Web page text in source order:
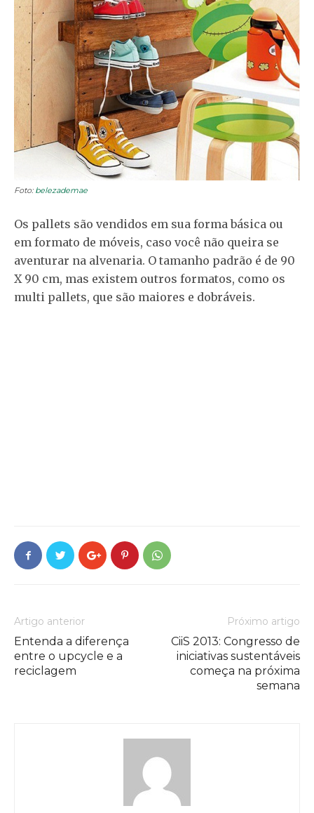
Foto: belezademae
Os pallets são vendidos em sua forma básica ou
em formato de móveis, caso você não queira se
aventurar na alvenaria. O tamanho padrão é de 90
X 90 cm, mas existem outros formatos, como os
multi pallets, que são maiores e dobráveis.
Artigo anterior
Entenda a diferença
entre o upcycle e a
reciclagem
Próximo artigo
CiiS 2013: Congresso de
iniciativas sustentáveis
começa na próxima
semana